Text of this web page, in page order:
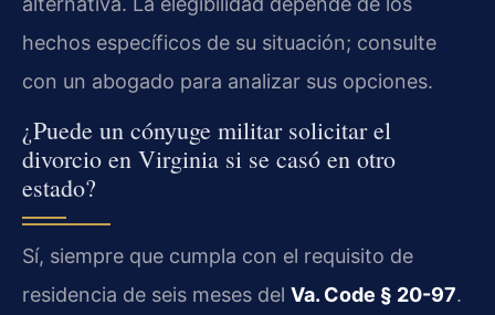
hechos específicos de su situación; consulte
con un abogado para analizar sus opciones.
¿Puede un cónyuge militar solicitar el
divorcio en Virginia si se casó en otro
estado?
Sí, siempre que cumpla con el requisito de
residencia de seis meses del Va. Code § 20-97.